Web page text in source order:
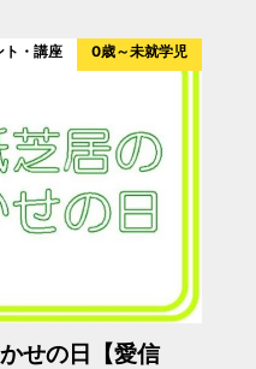
ト・講座 0歳～未就学児
せの日【愛信